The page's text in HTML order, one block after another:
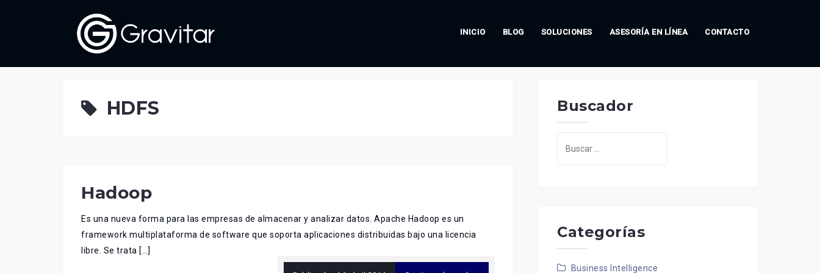
INICIO BLOG SOLUCIONES ASESORÍA EN LÍNEA CONTACTO
HDFS
Hadoop
Es una nueva forma para las empresas de almacenar y analizar datos. Apache Hadoop es un
framework multiplataforma de software que soporta aplicaciones distribuidas bajo una licencia
libre. Se trata […]
Buscador
Categorías
Business Intelligence